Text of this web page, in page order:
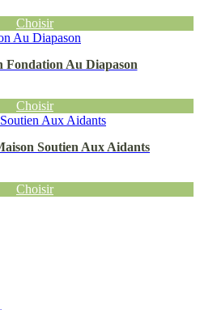
Choisir
Fondation Au Diapason
Choisir
Soutien Aux Aidants
Choisir